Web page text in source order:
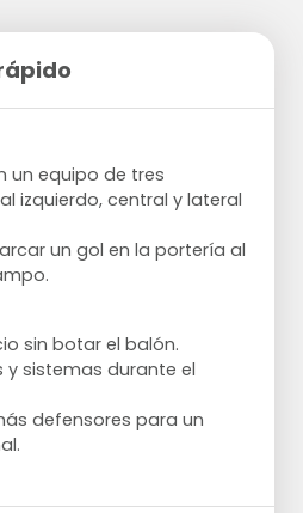
un equipo de tres
izquierdo, central y lateral
un gol en la portería al
sin botar el balón.
sistemas durante el
defensores para un